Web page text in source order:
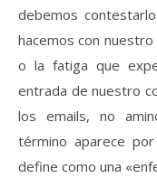
debemos
hacemos con
o la fatiga que
entrada de nuestro
los emails, no
término aparece
define como una